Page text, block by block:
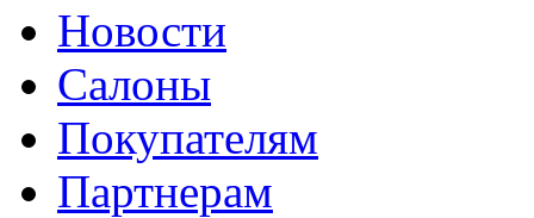
Новости
Салоны
Покупателям
Партнерам